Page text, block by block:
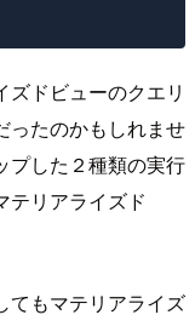
ドビューのクエリ
ったのかもしれませ
プした２種類の実行
テリアライズド
てもマテリアライズ